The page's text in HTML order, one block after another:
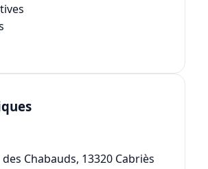
Chabauds, 13320 Cabriès